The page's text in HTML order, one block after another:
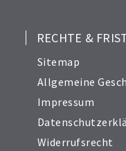
RECHTE &
Sitemap
Allgemeine
Impressum
Widerrufsrecht